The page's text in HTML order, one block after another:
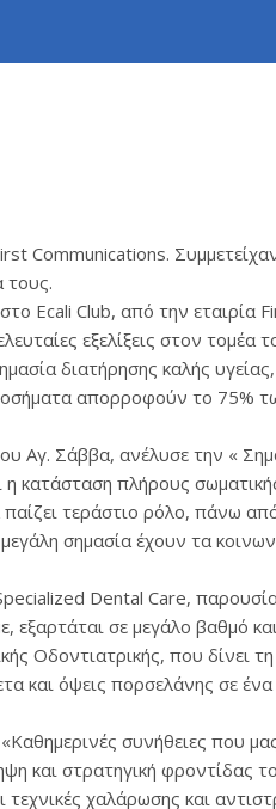
Communications.
τους.
Ecali Club, από την εταιρία
εξελίξεις στον τομέα
διατήρησης καλής
απορροφούν το 75%
Αγ. Σάββα, ανέλυσε την «
κατάσταση πλήρους
τεράστιο ρόλο, πάνω
σημασία έχουν τα
Dental Care,
εξαρτάται σε μεγάλο βαθμό
Οδοντιατρικής, που δίνει τη
και όψεις πορσελάνης σε
συνήθειες που
και στρατηγική φροντίδας
χαλάρωσης και